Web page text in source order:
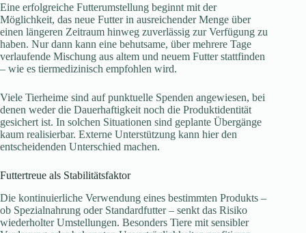
Eine erfolgreiche Futterumstellung beginnt mit der
Möglichkeit, das neue Futter in ausreichender Menge über
einen längeren Zeitraum hinweg zuverlässig zur Verfügung zu
haben. Nur dann kann eine behutsame, über mehrere Tage
verlaufende Mischung aus altem und neuem Futter stattfinden
– wie es tiermedizinisch empfohlen wird.
Viele Tierheime sind auf punktuelle Spenden angewiesen, bei
denen weder die Dauerhaftigkeit noch die Produktidentität
gesichert ist. In solchen Situationen sind geplante Übergänge
kaum realisierbar. Externe Unterstützung kann hier den
entscheidenden Unterschied machen.
Futtertreue als Stabilitätsfaktor
Die kontinuierliche Verwendung eines bestimmten Produkts –
ob Spezialnahrung oder Standardfutter – senkt das Risiko
wiederholter Umstellungen. Besonders Tiere mit sensibler